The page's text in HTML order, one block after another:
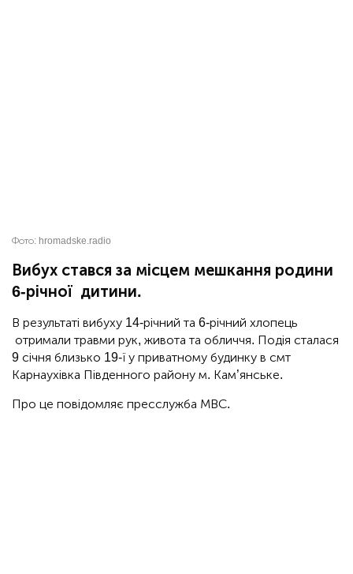
Фото: hromadske.radio
Вибух стався за місцем мешкання родини
6-річної дитини.
В результаті вибуху 14-річний та 6-річний хлопець
отримали травми рук, живота та обличчя. Подія сталася
9 січня близько 19-ї у приватному будинку в смт
Карнаухівка Південного району м. Кам’янське.
Про це повідомляє пресслужба МВС.